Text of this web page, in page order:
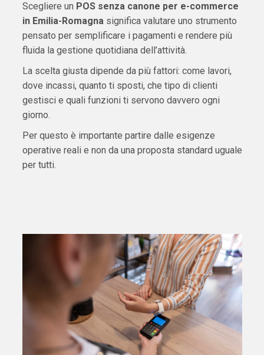
Scegliere un POS senza canone per e-commerce
in Emilia-Romagnasignifica valutare uno strumento
pensato per semplificare i pagamenti e rendere più
fluida la gestione quotidiana dell’attività.
La scelta giusta dipende da più fattori: come lavori,
dove incassi, quanto ti sposti, che tipo di clienti
gestisci e quali funzioni ti servono davvero ogni
giorno.
Per questo è importante partire dalle esigenze
operative reali e non da una proposta standard uguale
per tutti.